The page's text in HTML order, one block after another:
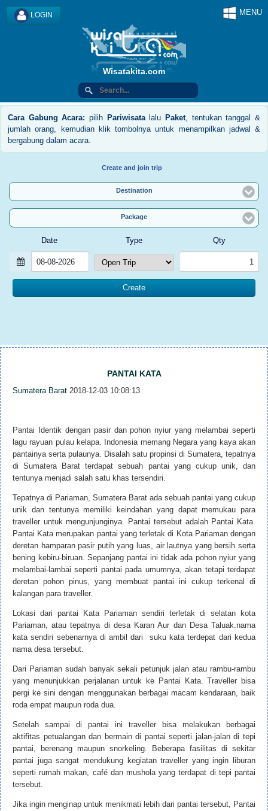
MENU
LOGIN
Wisatakita.com
Cara Gabung Acara: pilih Pariwisatalalu Paket, tentukan tanggal &
jumlah orang, kemudian klik tombolnya untuk menampilkan jadwal &
bergabung dalam acara.
Create and join trip
Destination
Package
Date Type Qty
PANTAI KATA
Sumatera Barat 2018-12-03 10:08:13
Pantai Identik dengan pasir dan pohon nyiur yang melambai seperti
lagu rayuan pulau kelapa. Indonesia memang Negara yang kaya akan
pantainya serta pulaunya. Disalah satu propinsi di Sumatera, tepatnya
di Sumatera Barat terdapat sebuah pantai yang cukup unik, dan
tentunya menjadi salah satu khas tersendiri.
Tepatnya di Pariaman, Sumatera Barat ada sebuah pantai yang cukup
unik dan tentunya memiliki keindahan yang dapat memukau para
traveller untuk mengunjunginya. Pantai tersebut adalah Pantai Kata.
Pantai Kata merupakan pantai yang terletak di Kota Pariaman dengan
deretan hamparan pasir putih yang luas, air lautnya yang bersih serta
bening kebiru-biruan. Sepanjang pantai ini tidak ada pohon nyiur yang
melambai-lambai seperti pantai pada umumnya, akan tetapi terdapat
deretan pohon pinus, yang membuat pantai ini cukup terkenal di
kalangan para traveller.
Lokasi dari pantai Kata Pariaman sendiri terletak di selatan kota
Pariaman, atau tepatnya di desa Karan Aur dan Desa Taluak.nama
kata sendiri sebenarnya di ambil dari suku kata terdepat dari kedua
nama desa tersebut.
Dari Pariaman sudah banyak sekali petunjuk jalan atau rambu-rambu
yang menunjukkan perjalanan untuk ke Pantai Kata. Traveller bisa
pergi ke sini dengan menggunakan berbagai macam kendaraan, baik
roda empat maupun roda dua.
Setelah sampai di pantai ini traveller bisa melakukan berbagai
aktifitas petualangan dan bermain di pantai seperti jalan-jalan di tepi
pantai, berenang maupun snorkeling. Beberapa fasilitas di sekitar
pantai juga sangat mendukung kegiatan traveller yang ingin liburan
seperti rumah makan, café dan mushola yang terdapat di tepi pantai
tersebut.
Jika ingin menginap untuk menikmati lebih dari pantai tersebut, Pantai